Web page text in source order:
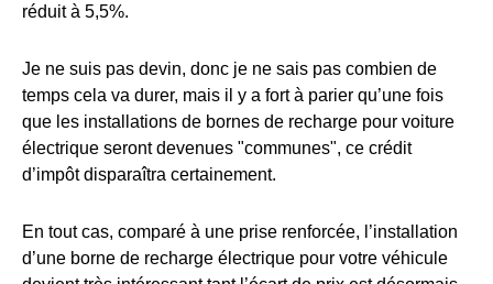
réduit à 5,5%.
Je ne suis pas devin, donc je ne sais pas combien de
temps cela va durer, mais il y a fort à parier qu’une fois
que les installations de bornes de recharge pour voiture
électrique seront devenues "communes", ce crédit
d’impôt disparaîtra certainement.
En tout cas, comparé à une prise renforcée, l’installation
d’une borne de recharge électrique pour votre véhicule